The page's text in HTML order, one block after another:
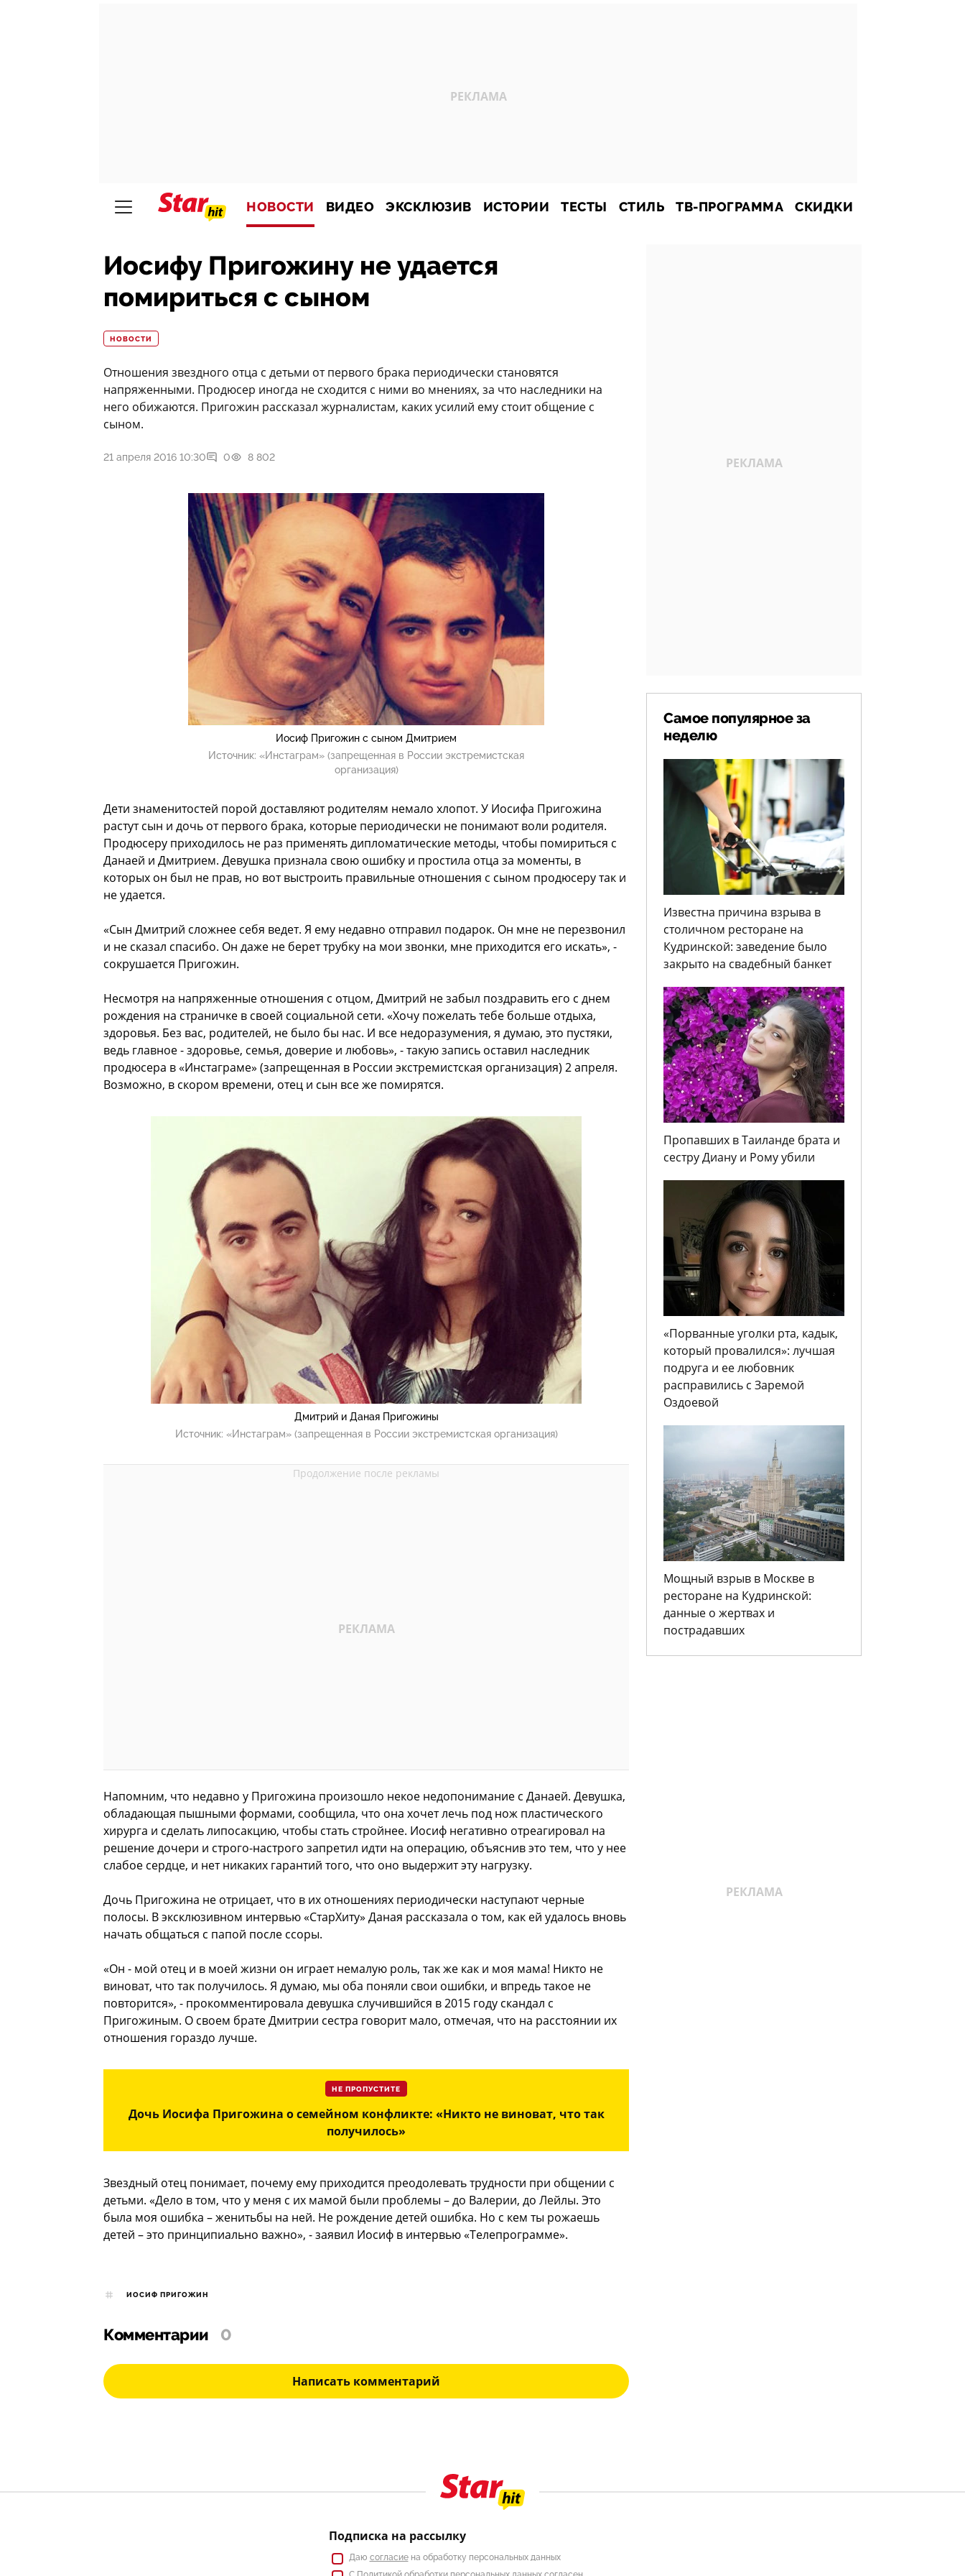
НОВОСТИ ВИДЕО ЭКСКЛЮЗИВ ИСТОРИИ ТЕСТЫ СТИЛЬ ТВ-ПРОГРАММА СКИДКИ
Иосифу Пригожину не удается
помириться с сыном
НОВОСТИ
Отношения звездного отца с детьми от первого брака периодически становятся
напряженными. Продюсер иногда не сходится с ними во мнениях, за что наследники на
него обижаются. Пригожин рассказал журналистам, каких усилий ему стоит общение с
сыном.
21 апреля 2016 10:30 0 8 802
Иосиф Пригожин с сыном Дмитрием
Источник: «Инстаграм» (запрещенная в России экстремистская
организация)
Дети знаменитостей порой доставляют родителям немало хлопот. У Иосифа Пригожина
растут сын и дочь от первого брака, которые периодически не понимают воли родителя.
Продюсеру приходилось не раз применять дипломатические методы, чтобы помириться с
Данаей и Дмитрием. Девушка признала свою ошибку и простила отца за моменты, в
которых он был не прав, но вот выстроить правильные отношения с сыном продюсеру так и
не удается.
«Сын Дмитрий сложнее себя ведет. Я ему недавно отправил подарок. Он мне не перезвонил
и не сказал спасибо. Он даже не берет трубку на мои звонки, мне приходится его искать», -
сокрушается Пригожин.
Несмотря на напряженные отношения с отцом, Дмитрий не забыл поздравить его с днем
рождения на страничке в своей социальной сети. «Хочу пожелать тебе больше отдыха,
здоровья. Без вас, родителей, не было бы нас. И все недоразумения, я думаю, это пустяки,
ведь главное - здоровье, семья, доверие и любовь», - такую запись оставил наследник
продюсера в «Инстаграме» (запрещенная в России экстремистская организация) 2 апреля.
Возможно, в скором времени, отец и сын все же помирятся.
Дмитрий и Даная Пригожины
Источник: «Инстаграм» (запрещенная в России экстремистская организация)
Напомним, что недавно у Пригожина произошло некое недопонимание с Данаей. Девушка,
обладающая пышными формами, сообщила, что она хочет лечь под нож пластического
хирурга и сделать липосакцию, чтобы стать стройнее. Иосиф негативно отреагировал на
решение дочери и строго-настрого запретил идти на операцию, объяснив это тем, что у нее
слабое сердце, и нет никаких гарантий того, что оно выдержит эту нагрузку.
Дочь Пригожина не отрицает, что в их отношениях периодически наступают черные
полосы. В эксклюзивном интервью «СтарХиту» Даная рассказала о том, как ей удалось вновь
начать общаться с папой после ссоры.
«Он - мой отец и в моей жизни он играет немалую роль, так же как и моя мама! Никто не
виноват, что так получилось. Я думаю, мы оба поняли свои ошибки, и впредь такое не
повторится», - прокомментировала девушка случившийся в 2015 году скандал с
Пригожиным. О своем брате Дмитрии сестра говорит мало, отмечая, что на расстоянии их
отношения гораздо лучше.
НЕ ПРОПУСТИТЕ
Дочь Иосифа Пригожина о семейном конфликте: «Никто не виноват, что так
получилось»
Звездный отец понимает, почему ему приходится преодолевать трудности при общении с
детьми. «Дело в том, что у меня с их мамой были проблемы – до Валерии, до Лейлы. Это
была моя ошибка – женитьбы на ней. Не рождение детей ошибка. Но с кем ты рожаешь
детей – это принципиально важно», - заявил Иосиф в интервью «Телепрограмме».
ИОСИФ ПРИГОЖИН
Комментарии 0
Написать комментарий
Самое популярное за
неделю
Известна причина взрыва в
столичном ресторане на
Кудринской: заведение было
закрыто на свадебный банкет
Пропавших в Таиланде брата и
сестру Диану и Рому убили
«Порванные уголки рта, кадык,
который провалился»: лучшая
подруга и ее любовник
расправились с Заремой
Оздоевой
Мощный взрыв в Москве в
ресторане на Кудринской:
данные о жертвах и
пострадавших
Подписка на рассылку
Даю согласиена обработку персональных данных